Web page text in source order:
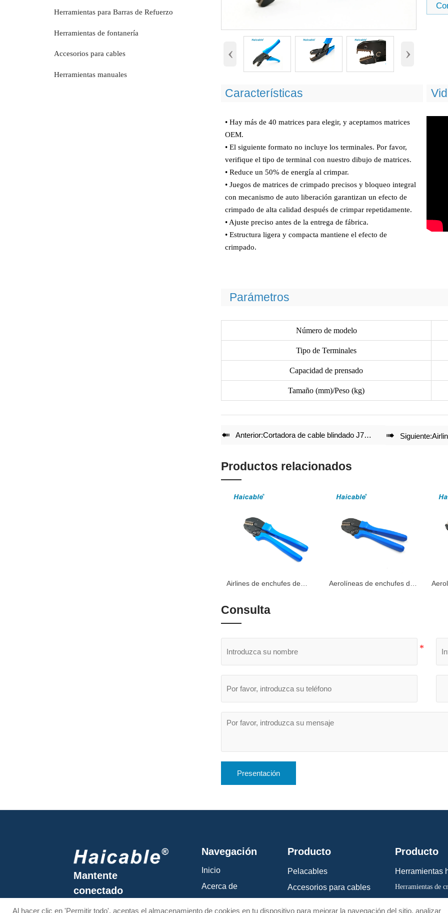
Herramientas para Barras de Refuerzo
Herramientas de fontanería
Accesorios para cables
Herramientas manuales
‹ ›
Características
• Hay más de 40 matrices para elegir, y aceptamos matrices
OEM.
• El siguiente formato no incluye los terminales. Por favor,
verifique el tipo de terminal con nuestro dibujo de matrices.
• Reduce un 50% de energía al crimpar.
• Juegos de matrices de crimpado precisos y bloqueo integral
con mecanismo de auto liberación garantizan un efecto de
crimpado de alta calidad después de crimpar repetidamente.
• Ajuste preciso antes de la entrega de fábrica.
• Estructura ligera y compacta mantiene el efecto de
crimpado.
Parámetros
Número de modelo
Tipo de Terminales
Capacidad de prensado
Tamaño (mm)/Peso (kg)
 Anterior:Cortadora de cable blindado J75 para Cu/Al de hasta Ø75 mm  Siguiente:
Productos relacionados
Airlines de enchufes de
Herramientas de crimpado
Aerolíneas de enchufes de
Consulta
Presentación
Mantente
conectado
Navegación
Inicio
Acerca de
Producto
Pelacables
Accesorios para cables
Producto
Herramientas
Herramientas de
Al hacer clic en 'Permitir todo', aceptas el almacenamiento de cookies en tu dispositivo para mejorar la navegación del sitio, analizar